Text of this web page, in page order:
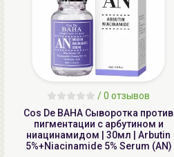
Бальзам для волос
250мл
/0 отзывов
Cos De BAHA Сыворотка против
пигментации с арбутином и
ниацинамидом | 30мл | Arbutin
5%+Niacinamide 5% Serum (AN)